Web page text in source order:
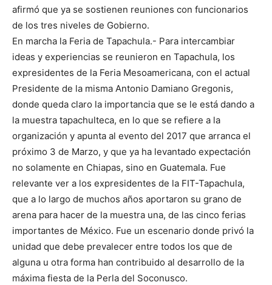
afirmó que ya se sostienen reuniones con funcionarios
de los tres niveles de Gobierno.
En marcha la Feria de Tapachula.- Para intercambiar
ideas y experiencias se reunieron en Tapachula, los
expresidentes de la Feria Mesoamericana, con el actual
Presidente de la misma Antonio Damiano Gregonis,
donde queda claro la importancia que se le está dando a
la muestra tapachulteca, en lo que se refiere a la
organización y apunta al evento del 2017 que arranca el
próximo 3 de Marzo, y que ya ha levantado expectación
no solamente en Chiapas, sino en Guatemala. Fue
relevante ver a los expresidentes de la FIT-Tapachula,
que a lo largo de muchos años aportaron su grano de
arena para hacer de la muestra una, de las cinco ferias
importantes de México. Fue un escenario donde privó la
unidad que debe prevalecer entre todos los que de
alguna u otra forma han contribuido al desarrollo de la
máxima fiesta de la Perla del Soconusco.